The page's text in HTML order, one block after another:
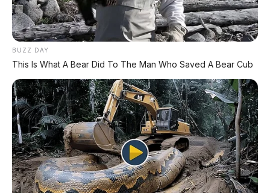
terbaik menjadi bentuk komitmen terhadap visi
tersebut."
— Bambang Pamungkas, Dirut Olahraga
Persija
Sementara itu, bek asing Persija asal Brasil,Paulo
Ricardo, juga memberikan kesannya setelah
merasakan langsung kenyamanan bus listrik ini.
"Bus listrik ini terasa sangat istimewa dan sangat
nyaman, sebuah bus yang tidak sekadar alat
transportasi, tetapi juga cara Persija berjalan
BUZZ DAY
This Is What A Bear Did To The Man Who Saved A Bear Cub